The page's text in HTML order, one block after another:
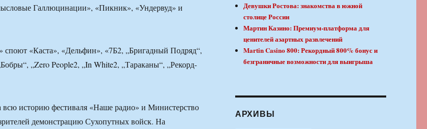
Галлюцинации», «Пикник», «Ундервуд» и
споют «Каста», «Дельфин», «7Б2, „Бригадный Подряд“,
„Zero People2, „In White2, „Тараканы“, „Рекорд-
всю историю фестиваля «Наше радио» и Министерство
демонстрацию Сухопутных войск. На
Девушки Ростова: знакомства в южной
столице России
Мартин Казино: Премиум-платформа для
ценителей азартных развлечений
Martin Casino 800: Рекордный 800% бонус и
безграничные возможности для выигрыша
АРХИВЫ